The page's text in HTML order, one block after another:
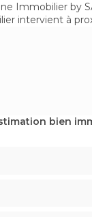
Immobilier by
intervient à
bien